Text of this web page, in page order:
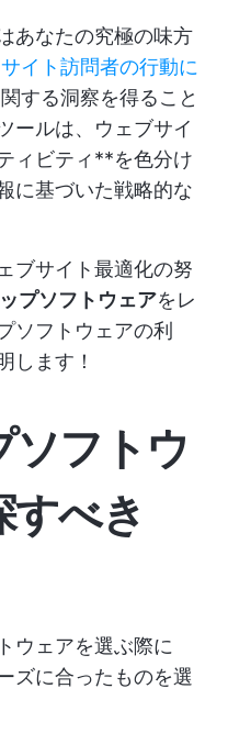
あなたの究極の味方
サイト訪問者の行動に
する洞察を得ること
ールは、ウェブサイ
ィビティ**を色分け
に基づいた戦略的な
ブサイト最適化の努
プソフトウェアをレ
ソフトウェアの利
します！
ソフトウ
すべき
ウェアを選ぶ際に
ズに合ったものを選